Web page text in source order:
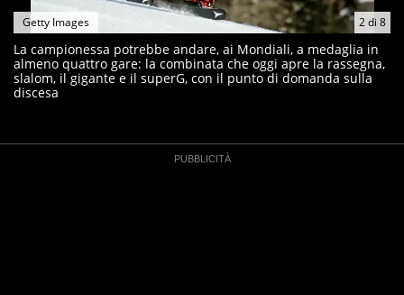
2di 8
Getty Images
La campionessa potrebbe andare, ai Mondiali, a medaglia in
almeno quattro gare: la combinata che oggi apre la rassegna,
slalom, il gigante e il superG, con il punto di domanda sulla
discesa